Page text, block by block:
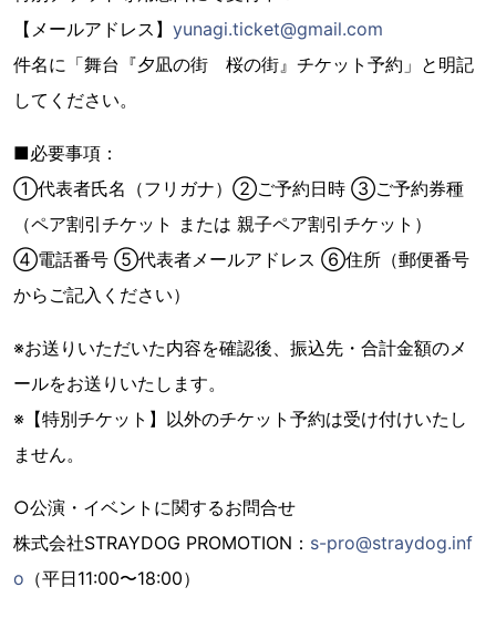
【メールアドレス】 yunagi.ticket@gmail.com
件名に「舞台『夕凪の街 桜の街』チケット予約」と明記
してください。
■必要事項：
①代表者氏名（フリガナ）②ご予約日時 ③ご予約券種
（ペア割引チケット または 親子ペア割引チケット）
④電話番号 ⑤代表者メールアドレス ⑥住所（郵便番号
からご記入ください）
※お送りいただいた内容を確認後、振込先・合計金額のメ
ールをお送りいたします。
※【特別チケット】以外のチケット予約は受け付けいたし
ません。
○公演・イベントに関するお問合せ
株式会社STRAYDOG PROMOTION： s-pro@straydog.inf
o （平日11:00〜18:00）